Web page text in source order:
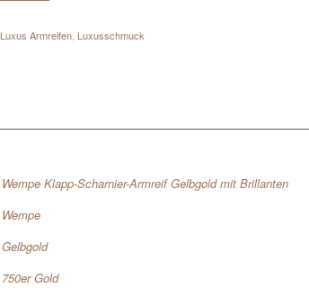
Luxus Armreifen, Luxusschmuck
Wempe Klapp-Scharnier-Armreif Gelbgold mit Brillanten
Wempe
Gelbgold
750er Gold